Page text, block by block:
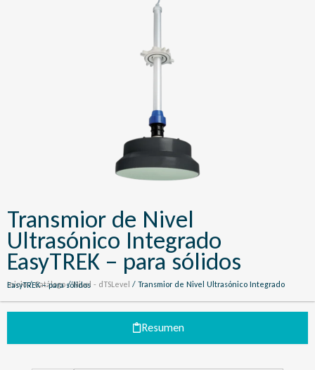
Transmior de Nivel
Ultrasónico Integrado
EasyTREK – para sólidos
Inicio/Catálogo/Nivel - dTSLevel
/ Transmior de Nivel Ultrasónico Integrado EasyTREK – para sólidos
Resumen